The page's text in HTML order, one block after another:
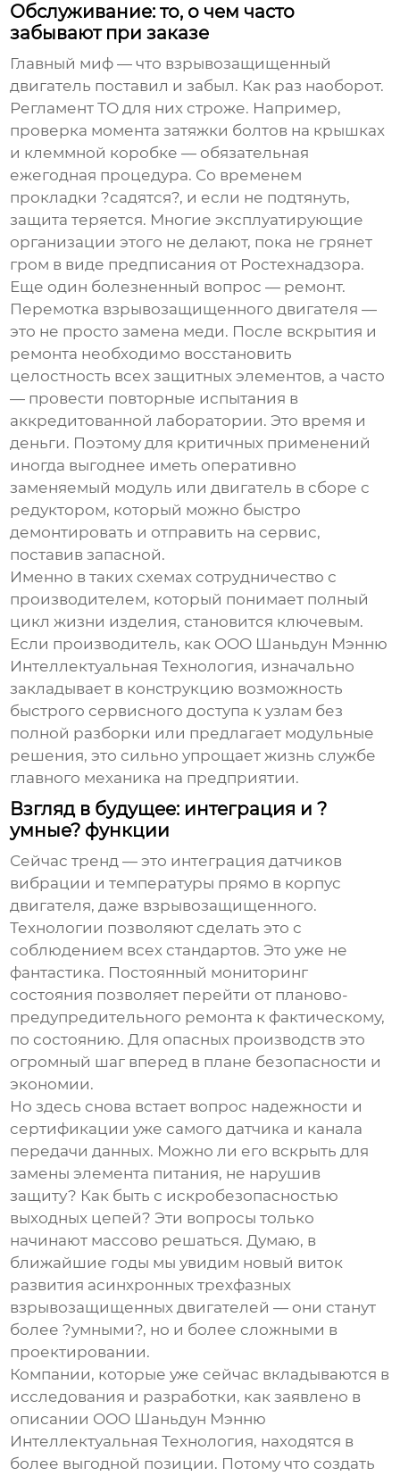
Обслуживание: то, о чем часто
забывают при заказе
Главный миф — что взрывозащищенный
двигатель поставил и забыл. Как раз наоборот.
Регламент ТО для них строже. Например,
проверка момента затяжки болтов на крышках
и клеммной коробке — обязательная
ежегодная процедура. Со временем
прокладки ?садятся?, и если не подтянуть,
защита теряется. Многие эксплуатирующие
организации этого не делают, пока не грянет
гром в виде предписания от Ростехнадзора.
Еще один болезненный вопрос — ремонт.
Перемотка взрывозащищенного двигателя —
это не просто замена меди. После вскрытия и
ремонта необходимо восстановить
целостность всех защитных элементов, а часто
— провести повторные испытания в
аккредитованной лаборатории. Это время и
деньги. Поэтому для критичных применений
иногда выгоднее иметь оперативно
заменяемый модуль или двигатель в сборе с
редуктором, который можно быстро
демонтировать и отправить на сервис,
поставив запасной.
Именно в таких схемах сотрудничество с
производителем, который понимает полный
цикл жизни изделия, становится ключевым.
Если производитель, как ООО Шаньдун Мэнню
Интеллектуальная Технология, изначально
закладывает в конструкцию возможность
быстрого сервисного доступа к узлам без
полной разборки или предлагает модульные
решения, это сильно упрощает жизнь службе
главного механика на предприятии.
Взгляд в будущее: интеграция и ?
умные? функции
Сейчас тренд — это интеграция датчиков
вибрации и температуры прямо в корпус
двигателя, даже взрывозащищенного.
Технологии позволяют сделать это с
соблюдением всех стандартов. Это уже не
фантастика. Постоянный мониторинг
состояния позволяет перейти от планово-
предупредительного ремонта к фактическому,
по состоянию. Для опасных производств это
огромный шаг вперед в плане безопасности и
экономии.
Но здесь снова встает вопрос надежности и
сертификации уже самого датчика и канала
передачи данных. Можно ли его вскрыть для
замены элемента питания, не нарушив
защиту? Как быть с искробезопасностью
выходных цепей? Эти вопросы только
начинают массово решаться. Думаю, в
ближайшие годы мы увидим новый виток
развития асинхронных трехфазных
взрывозащищенных двигателей — они станут
более ?умными?, но и более сложными в
проектировании.
Компании, которые уже сейчас вкладываются в
исследования и разработки, как заявлено в
описании ООО Шаньдун Мэнню
Интеллектуальная Технология, находятся в
более выгодной позиции. Потому что создать